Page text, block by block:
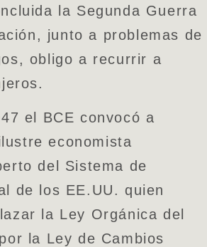
la Segunda Guerra
junto a problemas de
obligo a recurrir a
el BCE convocó a
economista
del Sistema de
de los EE.UU. quien
la Ley Orgánica del
la Ley de Cambios